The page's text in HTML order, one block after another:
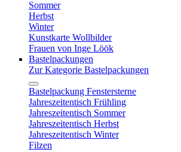
Sommer
Herbst
Winter
Kunstkarte Wollbilder
Frauen von Inge Löök
Bastelpackungen
Zur Kategorie Bastelpackungen
Bastelpackung Fenstersterne
Jahreszeitentisch Frühling
Jahreszeitentisch Sommer
Jahreszeitentisch Herbst
Jahreszeitentisch Winter
Filzen